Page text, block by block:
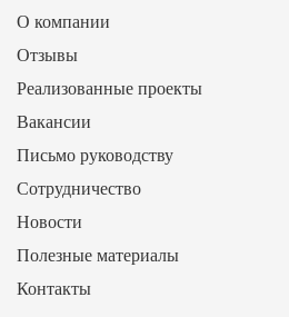
О компании
Отзывы
Реализованные проекты
Вакансии
Письмо руководству
Сотрудничество
Новости
Полезные материалы
Контакты